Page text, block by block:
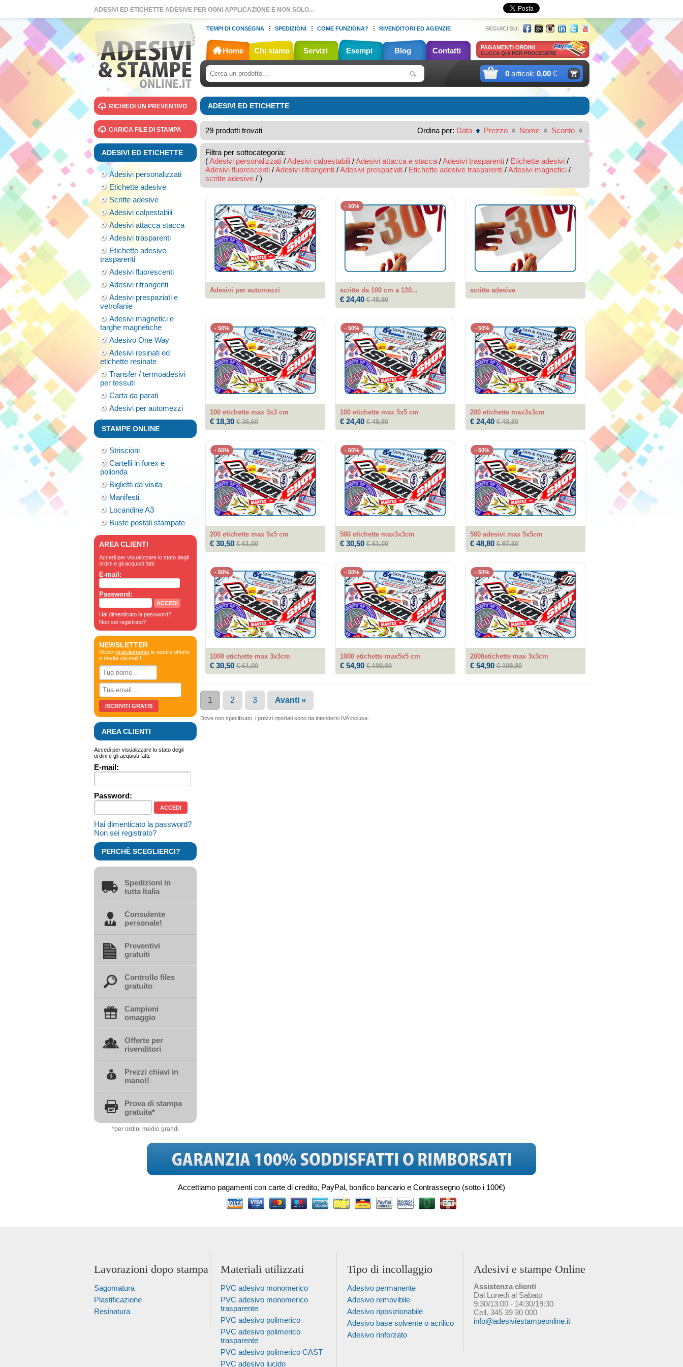
ADESIVI ED ETICHETTE ADESIVE PER OGNI APPLICAZIONE E NON SOLO...
RICHIEDI UN PREVENTIVO
CARICA FILE DI STAMPA
ADESIVI ED ETICHETTE
Adesivi personalizzati
Etichette adesive
Scritte adesive
Adesivi calpestabili
Adesivi attacca stacca
Adesivi trasparenti
Etichette adesive
trasparenti
Adesivi fluorescenti
Adesivi rifrangenti
Adesivi prespaziati e
vetrofanie
Adesivi magnetici e
targhe magnetiche
Adesivo One Way
Adesivi resinati ed
etichette resinate
Transfer / termoadesivi
per tessuti
Carta da parati
Adesivi per automezzi
STAMPE ONLINE
Striscioni
Cartelli in forex e
polionda
Biglietti da visita
Manifesti
Locandine A3
Buste postali stampate
AREA CLIENTI
Accedi per visualizzare lo stato degli
ordini e gli acquisti fatti.
E-mail:
Password:
Hai dimenticato la password?
Non sei registrato?
NEWSLETTER
Ricevi gratuitamentele nostre offerte
e novità via mail!!
AREA CLIENTI
Accedi per visualizzare lo stato degli
ordini e gli acquisti fatti.
E-mail:
Password:
Hai dimenticato la password?
Non sei registrato?
PERCHÈ SCEGLIERCI?
Spedizioni in
tutta Italia
Consulente
personale!
Preventivi
gratuiti
Controllo files
gratuito
Campioni
omaggio
Offerte per
rivenditori
Prezzi chiavi in
mano!!
Prova di stampa
gratuita*
*per ordini medio grandi
SEGUICI SU:
TEMPI DI CONSEGNA SPEDIZIONI COME FUNZIONA? RIVENDITORI ED AGENZIE
PAGAMENTI ORDINI
CLICCA QUI PER PROCEDERE
Home Chi siamo Servizi Esempi Blog Contatti
0articoli: 0,00€
ADESIVI ED ETICHETTE
Ordina per: Data Prezzo Nome Sconto
29 prodotti trovati
Filtra per sottocategoria:
(Adesivi personalizzati/Adesivi calpestabili/Adesivi attacca e stacca/Adesivi trasparenti/ Etichette adesivi/
Adesivi fluorescenti/Adesivi rifrangenti/Adesivi prespaziati/ Etichette adesive trasparenti/Adesivi magnetici/
scritte adesive/ )
Adesivi per automezzi
- 50%
scritte da 100 cm a 120...
€ 24,40 € 48,80
scritte adesive
- 50%
100 etichette max 3x3 cm
€ 18,30 € 36,60
- 50%
100 etichette max 5x5 cm
€ 24,40 € 48,80
- 50%
200 etichette max3x3cm
€ 24,40 € 48,80
- 50%
200 etichette max 5x5 cm
€ 30,50 € 61,00
- 50%
500 etichette max3x3cm
€ 30,50 € 61,00
- 50%
500 adesivi max 5x5cm
€ 48,80 € 97,60
- 50%
1000 etichette max 3x3cm
€ 30,50 € 61,00
- 50%
1000 etichette max5x5 cm
€ 54,90 € 109,80
- 50%
2000etichette max 3x3cm
€ 54,90 € 109,80
1 2 3 Avanti »
Dove non specificato, i prezzi riportati sono da intendersi IVA inclusa.
Accettiamo pagamenti con carte di credito, PayPal, bonifico bancario e Contrassegno (sotto i 100€)
Lavorazioni dopo stampa
Sagomatura
Plastificazione
Resinatura
Materiali utilizzati
PVC adesivo monomerico
PVC adesivo monomerico
trasparente
PVC adesivo polimerico
PVC adesivo polimerico
trasparente
PVC adesivo polimerico CAST
PVC adesivo lucido
Tipo di incollaggio
Adesivo permanente
Adesivo removibile
Adesivo riposizionabile
Adesivo base solvente o acrilico
Adesivo rinforzato
Adesivi e stampe Online
Assistenza clienti
Dal Lunedì al Sabato
9:30/13:00 - 14:30/19:30
Cell. 345 39 30 000
info@adesiviestampeonline.it